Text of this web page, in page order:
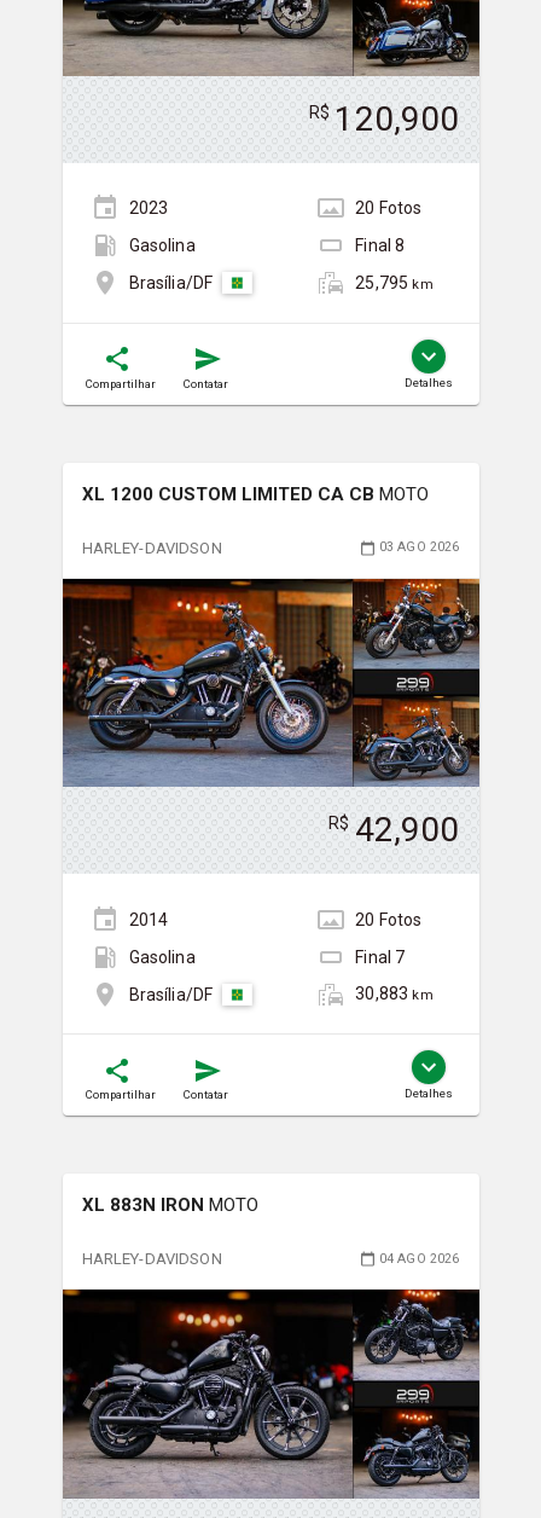
R$ 120,900
2023 20 Fotos
Gasolina
Final8
Brasília/DF
25,795 km
Compartilhar Contatar Detalhes
XL 1200 CUSTOM LIMITED CA CB MOTO
HARLEY-DAVIDSON 03 AGO 2026
R$ 42,900
2014 20 Fotos
Gasolina
Final 7
Brasília/DF
30,883 km
Compartilhar Contatar Detalhes
XL 883N IRON MOTO
HARLEY-DAVIDSON 04 AGO 2026